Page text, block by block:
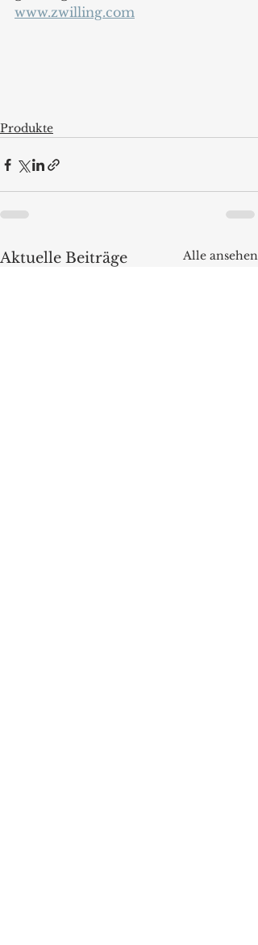
www.zwilling.com
Produkte
Aktuelle Beiträge Alle ansehen